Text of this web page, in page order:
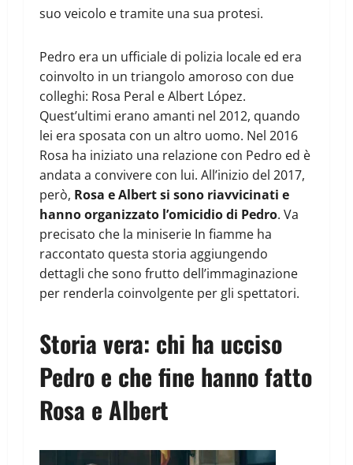
suo veicolo e tramite una sua protesi.
Pedro era un ufficiale di polizia locale ed era
coinvolto in un triangolo amoroso con due
colleghi: Rosa Peral e Albert López.
Quest’ultimi erano amanti nel 2012, quando
lei era sposata con un altro uomo. Nel 2016
Rosa ha iniziato una relazione con Pedro ed è
andata a convivere con lui. All’inizio del 2017,
però, Rosa e Albert si sono riavvicinati e
hanno organizzato l’omicidio di Pedro. Va
precisato che la miniserie In fiamme ha
raccontato questa storia aggiungendo
dettagli che sono frutto dell’immaginazione
per renderla coinvolgente per gli spettatori.
Storia vera: chi ha ucciso
Pedro e che fine hanno fatto
Rosa e Albert